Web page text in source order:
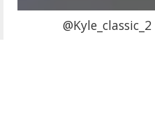
@Kyle_classic_2